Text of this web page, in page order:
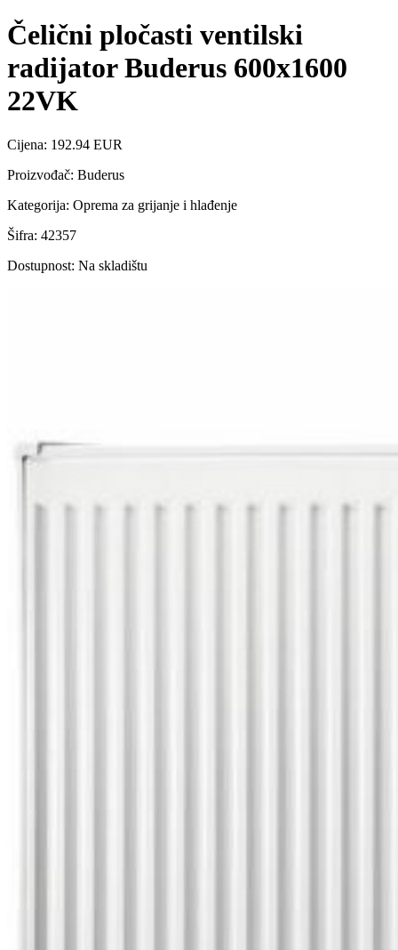
Čelični pločasti ventilski
radijator Buderus 600x1600
22VK
Cijena: 192.94 EUR
Proizvođač: Buderus
Kategorija: Oprema za grijanje i hlađenje
Šifra: 42357
Dostupnost: Na skladištu